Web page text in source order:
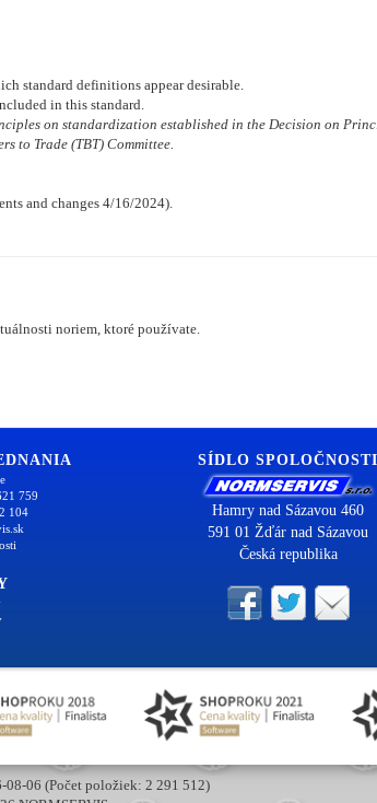
standard definitions appear desirable.
in this standard.
on standardization established in the Decision on
to Trade (TBT) Committee.
and changes 4/16/2024).
noriem, ktoré používate.
759
104
SÍDLO SPOLOČNOSTI
Hamry nad Sázavou 460
591 01 Žďár nad Sázavou
Česká republika
08-06 (Počet položiek: 2 291 512)